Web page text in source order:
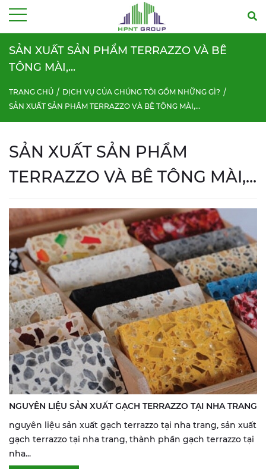
SẢN XUẤT SẢN PHẨM TERRAZZO VÀ BÊ
TÔNG MÀI,...
TRANG CHỦ
DỊCH VỤ CỦA CHÚNG TÔI GỒM NHỮNG GÌ?
SẢN XUẤT SẢN PHẨM TERRAZZO VÀ BÊ TÔNG MÀI,...
SẢN XUẤT SẢN PHẨM
TERRAZZO VÀ BÊ TÔNG MÀI,...
NGUYÊN LIỆU SẢN XUẤT GẠCH TERRAZZO TẠI NHA TRANG
nguyên liệu sản xuất gạch terrazzo tại nha trang, sản xuất
gạch terrazzo tại nha trang, thành phần gạch terrazzo tại
nha...